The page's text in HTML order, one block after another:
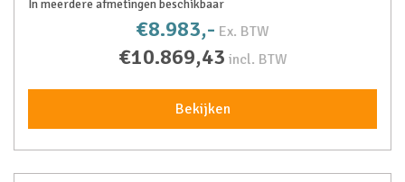
In meerdere afmetingen beschikbaar
€8.983,- Ex. BTW
€10.869,43 incl. BTW
Bekijken